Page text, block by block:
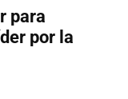
para
por la